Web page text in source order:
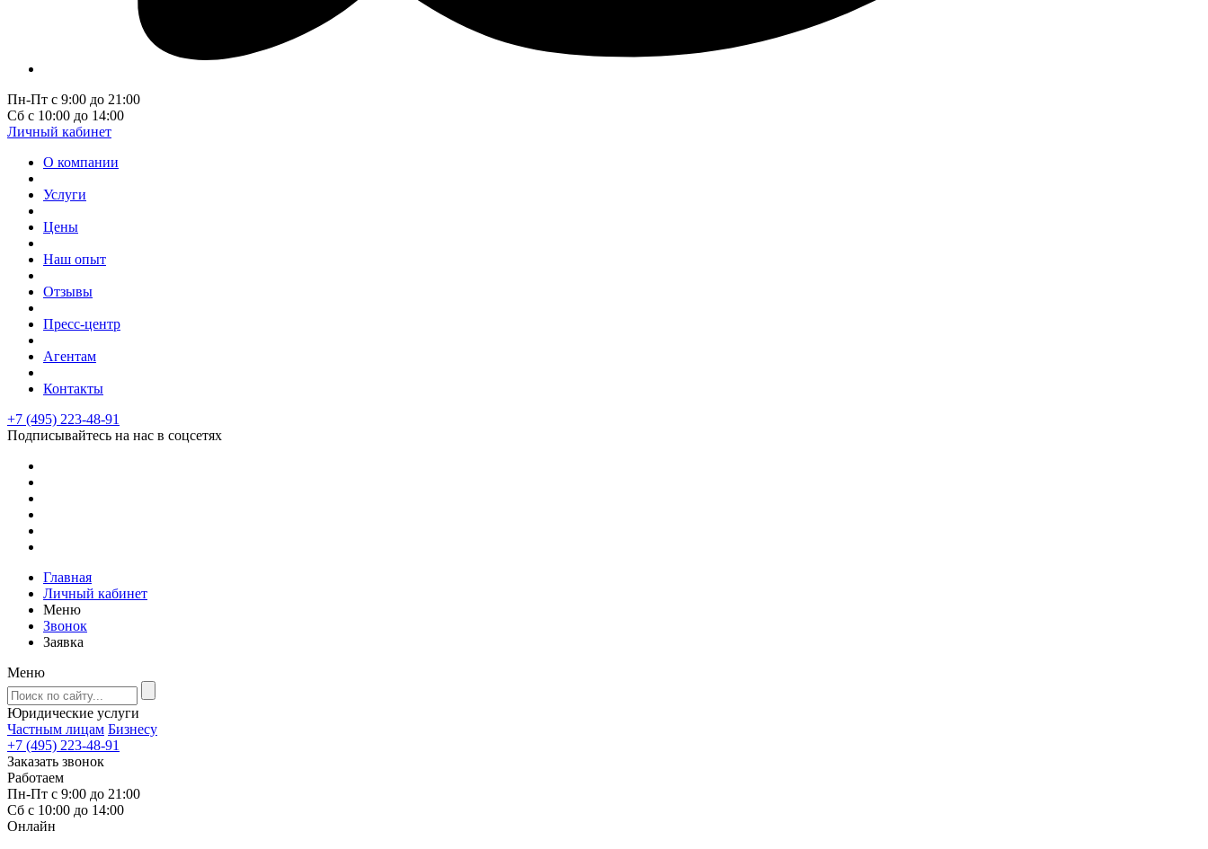
Пн-Пт с 9:00 до 21:00
Сб с 10:00 до 14:00
Личный кабинет
О компании
Услуги
Цены
Наш опыт
Отзывы
Пресс-центр
Агентам
Контакты
+7 (495) 223-48-91
Подписывайтесь на нас в соцсетях
Главная
Личный кабинет
Меню
Звонок
Заявка
Меню
Юридические услуги
Частным лицам Бизнесу
+7 (495) 223-48-91
Заказать звонок
Работаем
Пн-Пт с 9:00 до 21:00
Сб с 10:00 до 14:00
Онлайн